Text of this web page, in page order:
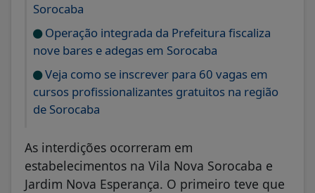
Sorocaba
Operação integrada da Prefeitura fiscaliza
nove bares e adegas em Sorocaba
Veja como se inscrever para 60 vagas em
cursos profissionalizantes gratuitos na região
de Sorocaba
As interdições ocorreram em
estabelecimentos na Vila Nova Sorocaba e
Jardim Nova Esperança. O primeiro teve que